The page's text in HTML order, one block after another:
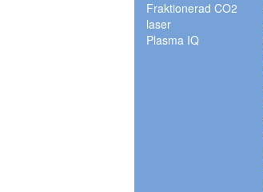
Fraktionerad CO2
laser
Plasma IQ